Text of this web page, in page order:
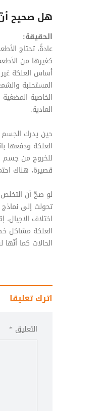
هل صحيح
الحقيقة:
عادةً، تحتاج
كغيرها من
أساس العلكة
المستحلبة
الخاصية
العادية.
حين يدرك
العلكة ودفعها
للخروج من جسم
قصيرة، هناك
لو صحّ أن
تحولت إلى
اختلاف
العلكة مشاكل
الحالات كما
اترك تعليقا
التعليق *